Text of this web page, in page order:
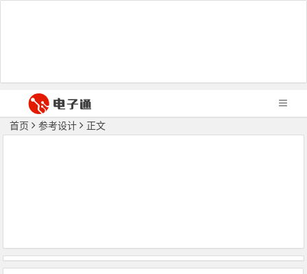
首页 参考设计 正文